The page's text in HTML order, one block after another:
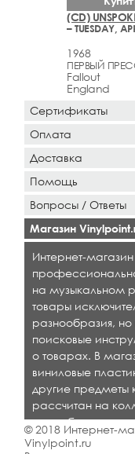
(CD)
– TUESDAY,
1968
ПЕРВЫЙ
Fallout
England
Сертификаты
Оплата
Доставка
Помощь
Вопросы / Ответы
Магазин
Интернет-
на музыкальном
товары
разнообразия,
поисковые
о товарах. В
виниловые
другие предметы
рассчитан на
кто любит
© 2018 Интернет-
Vinylpoint.ru